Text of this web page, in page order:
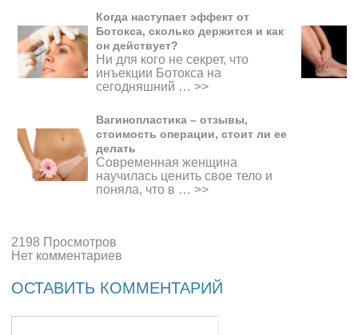
Когда наступает эффект от
Ботокса, сколько держится и как
он действует?
Ни для кого не секрет, что
инъекции Ботокса на
сегодняшний … >>
Вагинопластика – отзывы,
стоимость операции, стоит ли ее
делать
Современная женщина
научилась ценить свое тело и
поняла, что в … >>
2198 Просмотров
Нет комментариев
ОСТАВИТЬ КОММЕНТАРИЙ